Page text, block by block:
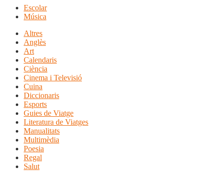
Escolar
Música
Altres
Anglès
Art
Calendaris
Ciència
Cinema i Televisió
Cuina
Diccionaris
Esports
Guies de Viatge
Literatura de Viatges
Manualitats
Multimèdia
Poesia
Regal
Salut